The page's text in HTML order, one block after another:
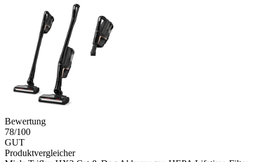
Bewertung
78/100
GUT
Produktvergleicher